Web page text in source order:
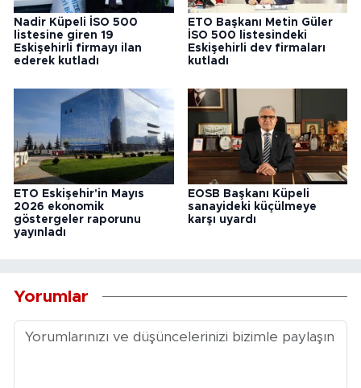
Nadir Küpeli İSO 500
listesine giren 19
Eskişehirli firmayı ilan
ederek kutladı
ETO Başkanı Metin Güler
İSO 500 listesindeki
Eskişehirli dev firmaları
kutladı
ETO Eskişehir'in Mayıs
2026 ekonomik
göstergeler raporunu
yayınladı
EOSB Başkanı Küpeli
sanayideki küçülmeye
karşı uyardı
Yorumlar